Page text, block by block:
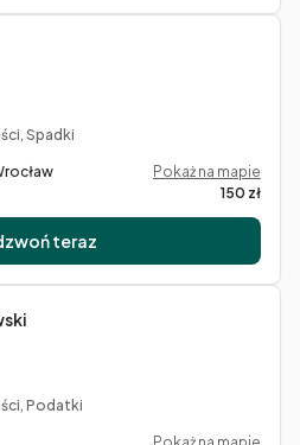
Spadki
Pokaż na mapie
150 zł
teraz
Podatki
Pokaż na mapie